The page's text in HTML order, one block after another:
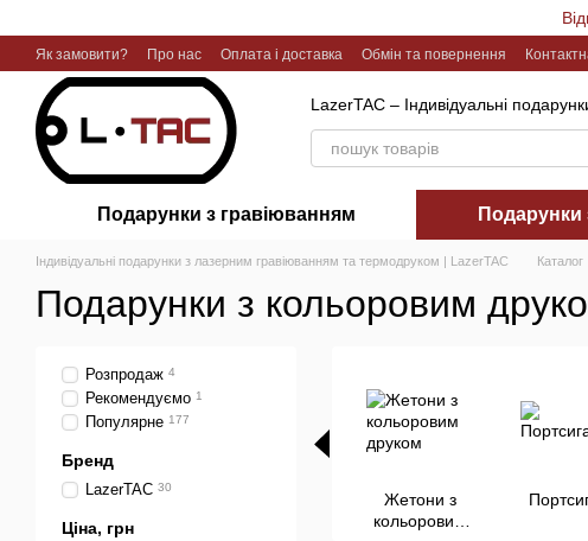
Як замовити? Про нас Оплата і доставка Обмін та повернення
Галерея робіт
LazerTAC – Індивідуальні
Подарунки з гравіюванням
Індивідуальні подарунки з лазерним гравіюванням та термодруком | LazerTAC Каталог
Подарунки з кольоровим
Жетони з
кольоровим
Розпродаж 4
Рекомендуємо 1
Популярне 177
Бренд
LazerTAC 30
Ціна, грн